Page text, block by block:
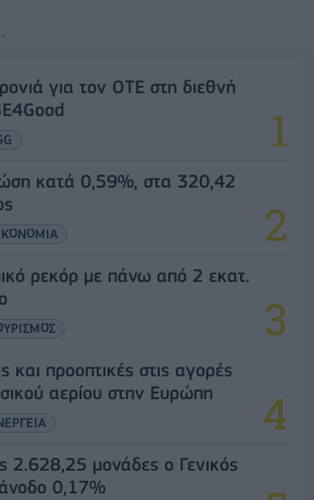
για τον ΟΤΕ στη διεθνή
κατά 0,59%, στα 320,42
ρεκόρ με πάνω από 2 εκατ.
και προοπτικές στις αγορές
αερίου στην Ευρώπη
2.628,25 μονάδες ο Γενικός
0,17%